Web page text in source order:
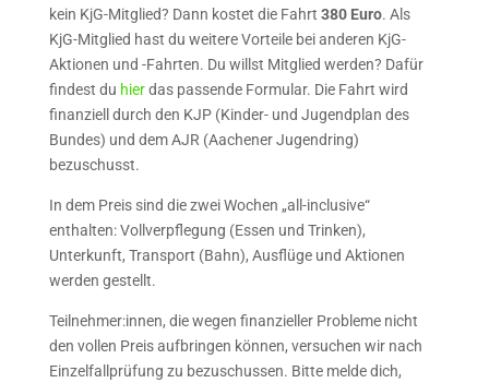
kein KjG-Mitglied? Dann kostet die Fahrt 380 Euro. Als
KjG-Mitglied hast du weitere Vorteile bei anderen KjG-
Aktionen und -Fahrten. Du willst Mitglied werden? Dafür
findest du hierdas passende Formular. Die Fahrt wird
finanziell durch den KJP (Kinder- und Jugendplan des
Bundes) und dem AJR (Aachener Jugendring)
bezuschusst.
In dem Preis sind die zwei Wochen „all-inclusive“
enthalten: Vollverpflegung (Essen und Trinken),
Unterkunft, Transport (Bahn), Ausflüge und Aktionen
werden gestellt.
Teilnehmer:innen, die wegen finanzieller Probleme nicht
den vollen Preis aufbringen können, versuchen wir nach
Einzelfallprüfung zu bezuschussen. Bitte melde dich,